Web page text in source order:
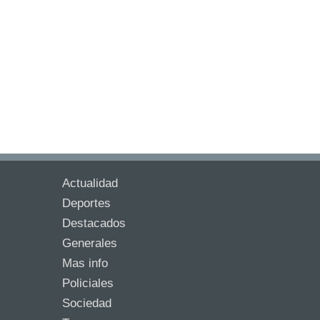
Actualidad
Deportes
Destacados
Generales
Mas info
Policiales
Sociedad